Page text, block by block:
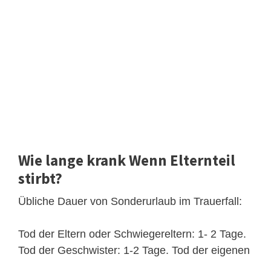
Wie lange krank Wenn Elternteil
stirbt?
Übliche Dauer von Sonderurlaub im Trauerfall:
Tod der Eltern oder Schwiegereltern: 1- 2 Tage.
Tod der Geschwister: 1-2 Tage. Tod der eigenen